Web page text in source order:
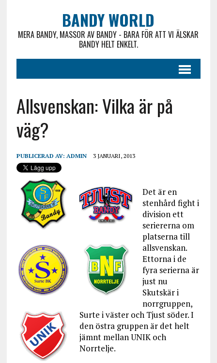
BANDY WORLD
MERA BANDY, MASSOR AV BANDY - BARA FÖR ATT VI ÄLSKAR
BANDY HELT ENKELT.
Allsvenskan: Vilka är på
väg?
PUBLICERAD AV: ADMIN 3 JANUARI, 2013
Det är en
stenhård fight i
division ett
seriererna om
platserna till
allsvenskan.
Ettorna i de
fyra serierna är
just nu
Skutskär i
norrgruppen,
Surte i väster och Tjust söder. I
den östra gruppen är det helt
jämnt mellan UNIK och
Norrtelje.